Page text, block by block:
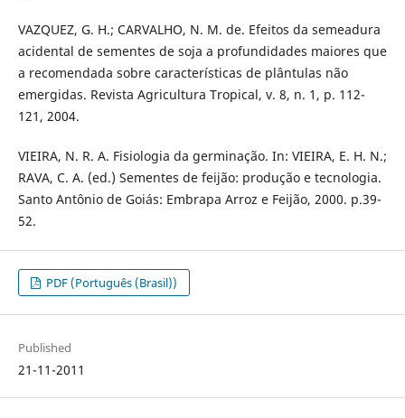
VAZQUEZ, G. H.; CARVALHO, N. M. de. Efeitos da semeadura
acidental de sementes de soja a profundidades maiores que
a recomendada sobre características de plântulas não
emergidas. Revista Agricultura Tropical, v. 8, n. 1, p. 112-
121, 2004.
VIEIRA, N. R. A. Fisiologia da germinação. In: VIEIRA, E. H. N.;
RAVA, C. A. (ed.) Sementes de feijão: produção e tecnologia.
Santo Antônio de Goiás: Embrapa Arroz e Feijão, 2000. p.39-
52.
PDF (Português (Brasil))
Published
21-11-2011